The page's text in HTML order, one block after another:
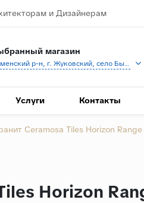
и Дизайнерам
магазин
Раменский р-н, г. Жуковский, село Быково, кп Спартак, Береговая ул., 1
Услуги Контакты
Ceramosa Tiles Horizon
Horizon